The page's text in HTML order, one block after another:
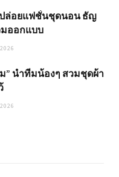
ล่อยแฟชั่นชุดนอน ธัญ
มออกแบบ
นำทีมน้องๆ สวมชุดผ้า